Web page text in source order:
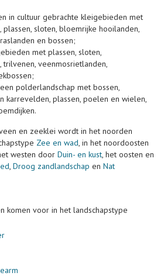
in cultuur gebrachte kleigebieden met
plassen, sloten, bloemrijke hooilanden,
en bossen;
met plassen, sloten,
veenmosrietlanden,
polderlandschap met bossen,
karrevelden, plassen, poelen en wielen,
en zeeklei wordt in het noorden
Zee en wad, in het noordoosten
westen door Duin- en kust, het oosten en
, Droog zandlandschap en Nat
komen voor in het landschapstype